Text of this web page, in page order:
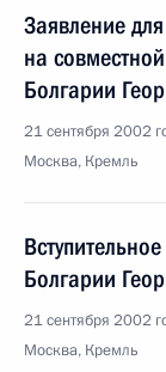
Заявление
на
Болгарии
21 сентября 2002
Москва, Кремль
Болгарии
21 сентября 2002
Москва, Кремль